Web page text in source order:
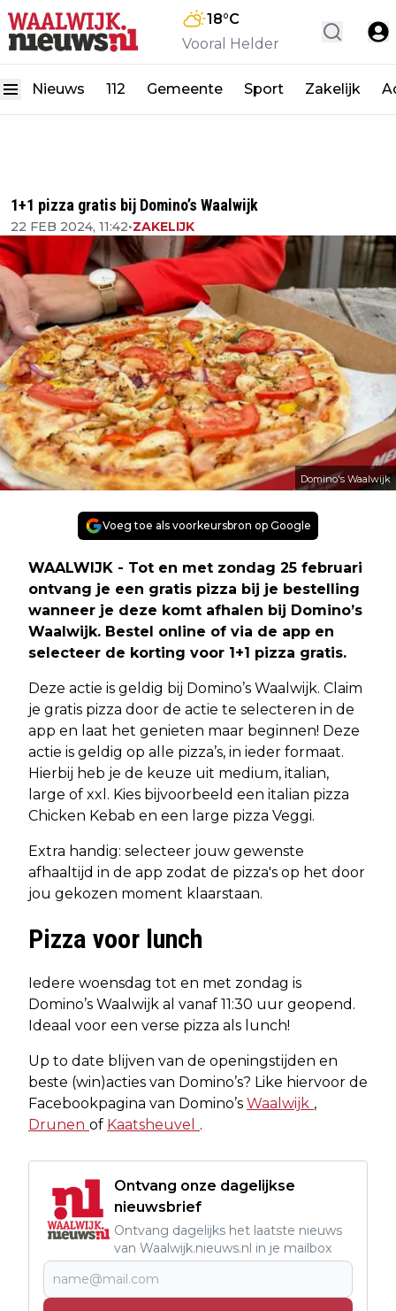
18°C
Vooral Helder
Nieuws 112 Gemeente Sport Zakelijk
1+1 pizza gratis bij Domino’s Waalwijk
22 FEB 2024, 11:42•ZAKELIJK
Domino's Waalwijk
Voeg toe als voorkeursbron op Google
WAALWIJK - Tot en met zondag 25 februari
ontvang je een gratis pizza bij je bestelling
wanneer je deze komt afhalen bij Domino’s
Waalwijk. Bestel online of via de app en
selecteer de korting voor 1+1 pizza gratis.
Deze actie is geldig bij Domino’s Waalwijk. Claim
je gratis pizza door de actie te selecteren in de
app en laat het genieten maar beginnen! Deze
actie is geldig op alle pizza’s, in ieder formaat.
Hierbij heb je de keuze uit medium, italian,
large of xxl. Kies bijvoorbeeld een italian pizza
Chicken Kebab en een large pizza Veggi.
Extra handig: selecteer jouw gewenste
afhaaltijd in de app zodat de pizza's op het door
jou gekozen moment klaarstaan.
Pizza voor lunch
Iedere woensdag tot en met zondag is
Domino’s Waalwijk al vanaf 11:30 uur geopend.
Ideaal voor een verse pizza als lunch!
Up to date blijven van de openingstijden en
beste (win)acties van Domino’s? Like hiervoor de
Facebookpagina van Domino’s Waalwijk ,
Drunen of Kaatsheuvel .
Ontvang onze dagelijkse
nieuwsbrief
Ontvang dagelijks het laatste nieuws
van Waalwijk.nieuws.nl in je mailbox